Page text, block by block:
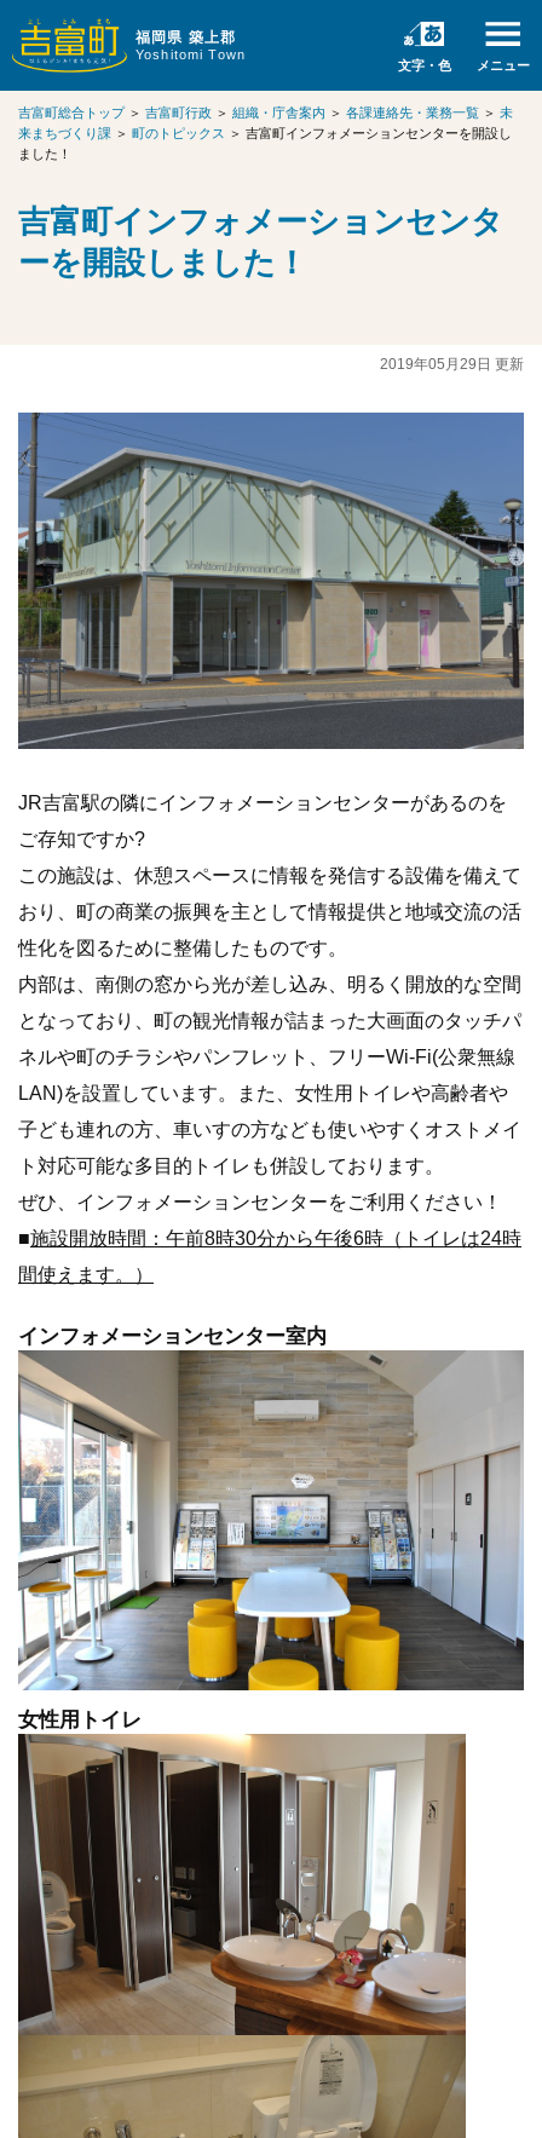
福岡県 築上郡
Yoshitomi Town
文字・色 メニュー
吉富町総合トップ＞ 吉富町行政 ＞ 組織・庁舎案内 ＞ 各課連絡先・業務一覧 ＞ 未
来まちづくり課 ＞ 町のトピックス ＞ 吉富町インフォメーションセンターを開設し
ました！
吉富町インフォメーションセンタ
ーを開設しました！
2019年05月29日 更新
JR吉富駅の隣にインフォメーションセンターがあるのを
ご存知ですか?
この施設は、休憩スペースに情報を発信する設備を備えて
おり、町の商業の振興を主として情報提供と地域交流の活
性化を図るために整備したものです。
内部は、南側の窓から光が差し込み、明るく開放的な空間
となっており、町の観光情報が詰まった大画面のタッチパ
ネルや町のチラシやパンフレット、フリーWi-Fi(公衆無線
LAN)を設置しています。また、女性用トイレや高齢者や
子ども連れの方、車いすの方なども使いやすくオストメイ
ト対応可能な多目的トイレも併設しております。
ぜひ、インフォメーションセンターをご利用ください！
■施設開放時間：午前8時30分から午後6時（トイレは24時
間使えます。）
インフォメーションセンター室内
女性用トイレ